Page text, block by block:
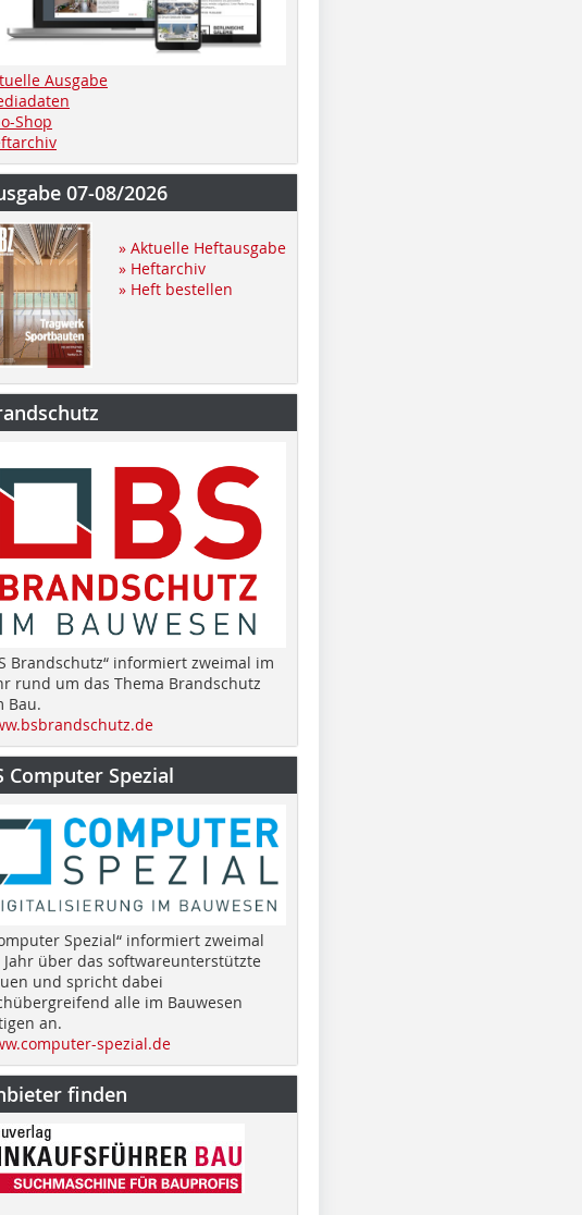
Ausgabe
Shop
07-08/2026
» Aktuelle Heftausgabe
» Heftarchiv
» Heft bestellen
Brandschutz“ informiert zweimal im
rund um das Thema Brandschutz
Bau.
Computer Spezial
Spezial“ informiert zweimal
Jahr über das softwareunterstützte
und spricht dabei
alle im Bauwesen
an.
spezial.de
finden